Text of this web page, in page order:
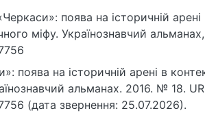
поява на історичній арені
міфу. Українознавчий
поява на історичній арені в
альманах. 2016. № 18.
(дата звернення: 25.07.2026).